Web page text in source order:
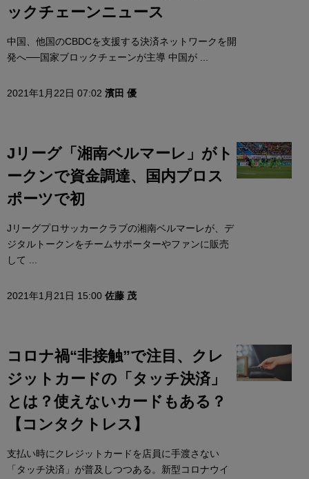
ックチェーンニュース
中国、他国のCBDCを支援する決済ネットワークを開
発へ──国家ブロックチェーンが主導 中国が ...
2021年1月22日 07:02 濱田 優
Jリーグ「湘南ベルマーレ」がト
ークンで資金調達、国内プロス
ポーツで初
Jリーグプロサッカークラブの湘南ベルマーレが、デ
ジタルトークンをチームサポーターやファンに販売
して ...
2021年1月21日 15:00 佐藤 茂
コロナ禍“非接触”で注目、クレ
ジットカードの「タッチ決済」
とは？使えないカードもある？
【コンタクトレス】
支払い時にクレジットカードを店員に手渡さない
「タッチ決済」が普及しつつある。新型コロナウイ